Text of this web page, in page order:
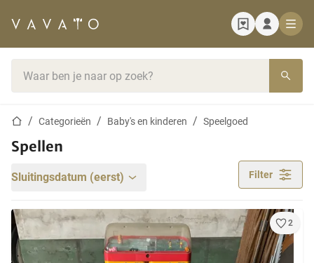
StartpaginaCategorieën Baby's en kinderen Speelgoed
Spellen
Sluitingsdatum (eerst) Filter
2